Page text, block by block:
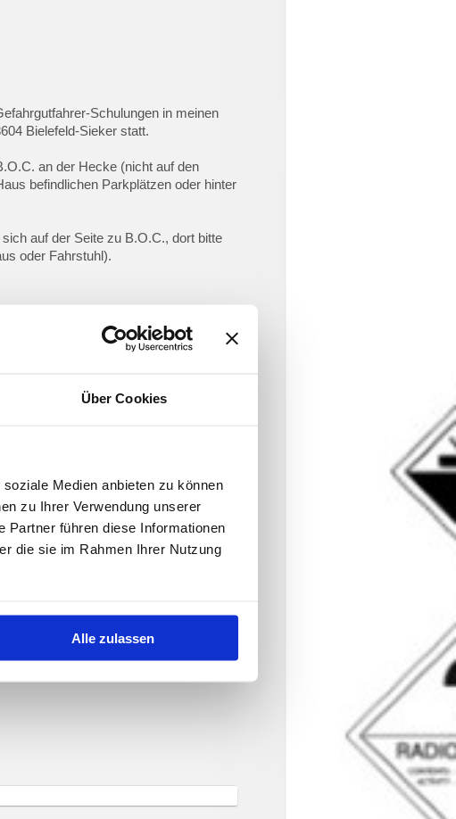
Über Cookies
Medien anbieten zu können
zu Ihrer Verwendung unserer
Partner führen diese Informationen
die sie im Rahmen Ihrer Nutzung
Alle zulassen
Schulungen in meinen
Bielefeld-Sieker statt.
an der Hecke (nicht auf den
befindlichen Parkplätzen oder hinter
auf der Seite zu B.O.C., dort bitte
oder Fahrstuhl).